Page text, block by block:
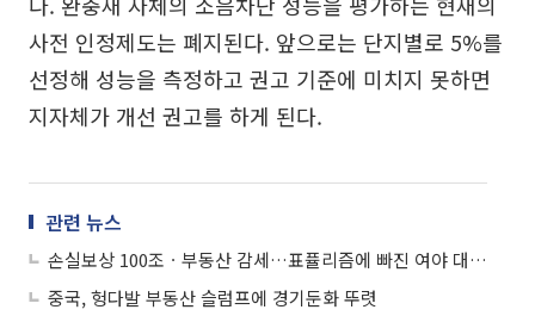
사전 인정제도는 폐지된다. 앞으로는 단지별로 5%를
선정해 성능을 측정하고 권고 기준에 미치지 못하면
지자체가 개선 권고를 하게 된다.
관련 뉴스
손실보상 100조ㆍ부동산 감세…표퓰리즘에 빠진 여야 대선후보
중국, 헝다발 부동산 슬럼프에 경기둔화 뚜렷